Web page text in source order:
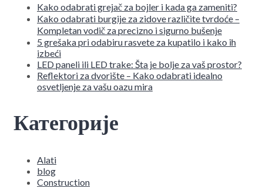
Kako odabrati grejač za bojler i kada ga zameniti?
Kako odabrati burgije za zidove različite tvrdoće –
Kompletan vodič za precizno i sigurno bušenje
5 grešaka pri odabiru rasvete za kupatilo i kako ih
izbeći
LED paneli ili LED trake: Šta je bolje za vaš prostor?
Reflektori za dvorište – Kako odabrati idealno
osvetljenje za vašu oazu mira
Категорије
Alati
blog
Construction